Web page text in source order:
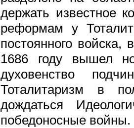
держать известное
реформам у
постоянного
1686 году вышел
духовенство
Тоталитаризм в
дождаться
победоносные войны.